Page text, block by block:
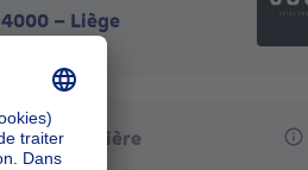
4000 - Liège
TB Immobilière